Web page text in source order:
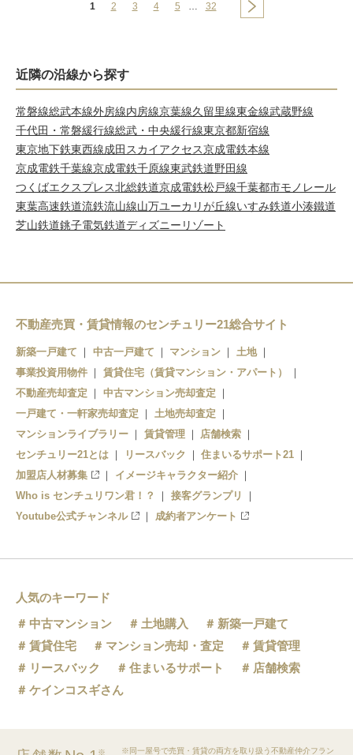
1 2 3 4 5 … 32
近隣の沿線から探す
常磐線総武本線外房線内房線京葉線久留里線東金線武蔵野線
千代田・常磐緩行線総武・中央緩行線東京都新宿線
東京地下鉄東西線成田スカイアクセス京成電鉄本線
京成電鉄千葉線京成電鉄千原線東武鉄道野田線
つくばエクスプレス北総鉄道京成電鉄松戸線千葉都市モノレール
東葉高速鉄道流鉄流山線山万ユーカリが丘線いすみ鉄道小湊鐵道
芝山鉄道銚子電気鉄道ディズニーリゾート
不動産売買・賃貸情報のセンチュリー21総合サイト
新築一戸建て 中古一戸建て マンション
土地
事業投資用物件
賃貸住宅（賃貸マンション・アパート）
不動産売却査定
中古マンション売却査定
一戸建て・一軒家売却査定
土地売却査定
マンションライブラリー
賃貸管理
店舗検索
センチュリー21とは
リースバック
住まいるサポート21
加盟店人材募集
イメージキャラクター紹介
Who is センチュリワン君！？
接客グランプリ
Youtube公式チャンネル
成約者アンケート
人気のキーワード
中古マンション
土地購入
新築一戸建て
賃貸住宅
マンション売却・査定
賃貸管理
リースバック
住まいるサポート
店舗検索
ケインコスギさん
※ ※同一屋号で売買・賃貸の両方を取り扱う不動産仲介フラン